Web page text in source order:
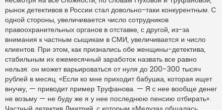
рынок детективов в России стал довольно-таки конкурентным. С
одной стороны, увеличивается число сотрудников
правоохранительных органов в отставке, с другой, из-за
внимания к частным сыщикам в СМИ, увеличивается и число
клиентов. При этом, как признались обе женщины-детектива,
стабильным их ежемесячный заработок назвать все равно
нельзя: он может варьироваться от нуля до 200-300 тысяч
рублей в месяц. «Если ко мне приходит бабушка, которая ищет
внучку, — приводит пример Труфанова. — Я с нее вообще денег
не возьму — не буду же я у нее последнюю пенсию отбирать».